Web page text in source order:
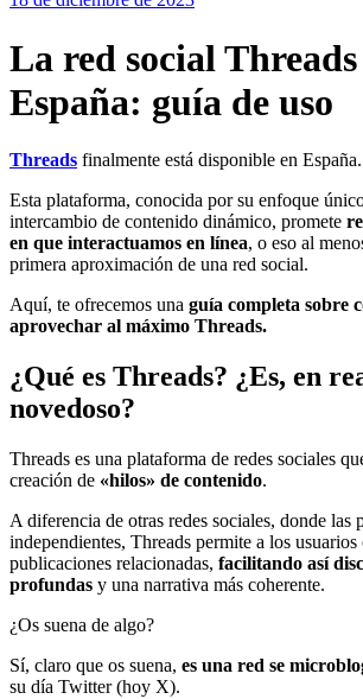
La red social
España: guía de uso
Threads finalmente está disponible en España.
Esta plataforma, conocida por su enfoque
intercambio de contenido dinámico, promete
en que interactuamos en línea, o eso al
primera aproximación de una red social.
Aquí, te ofrecemos una guía completa sobre
aprovechar al máximo Threads.
¿Qué es Threads? ¿Es, en
novedoso?
Threads es una plataforma de redes sociales
creación de «hilos» de contenido.
A diferencia de otras redes sociales, donde las
independientes, Threads permite a los usuarios
publicaciones relacionadas, facilitando así
profundas y una narrativa más coherente.
¿Os suena de algo?
Sí, claro que os suena, es una red se
su día Twitter (hoy X).